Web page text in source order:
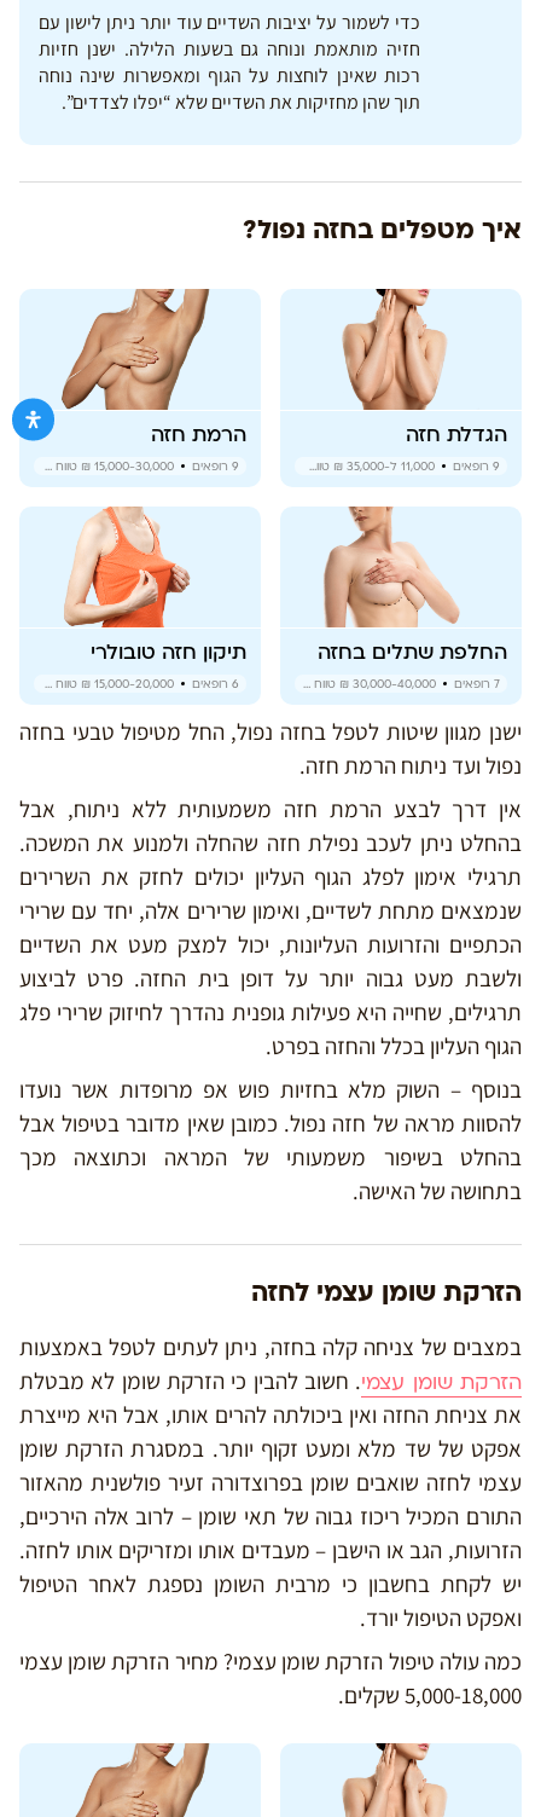
כדי לשמור על יציבות השדיים עוד יותר ניתן לישון עם
חזיה מותאמת ונוחה גם בשעות הלילה. ישנן חזיות
רכות שאינן לוחצות על הגוף ומאפשרות שינה נוחה
תוך שהן מחזיקות את השדיים שלא “יפלו לצדדים”.
איך מטפלים בחזה נפול?
הגדלת חזה
9 רופאים 11,000 ל-35,000 ₪ טווח מחירים
הרמת חזה
9 רופאים 15,000-30,000 ₪ טווח מחירים
החלפת שתלים בחזה
7 רופאים 30,000-40,000 ₪ טווח מחירים
תיקון חזה טובולרי
6 רופאים 15,000-20,000 ₪ טווח מחירים
ישנן מגוון שיטות לטפל בחזה נפול, החל מטיפול טבעי בחזה
נפול ועד ניתוח הרמת חזה.
אין דרך לבצע הרמת חזה משמעותית ללא ניתוח, אבל
בהחלט ניתן לעכב נפילת חזה שהחלה ולמנוע את המשכה.
תרגילי אימון לפלג הגוף העליון יכולים לחזק את השרירים
שנמצאים מתחת לשדיים, ואימון שרירים אלה, יחד עם שרירי
הכתפיים והזרועות העליונות, יכול למצק מעט את השדיים
ולשבת מעט גבוה יותר על דופן בית החזה. פרט לביצוע
תרגילים, שחייה היא פעילות גופנית נהדרך לחיזוק שרירי פלג
הגוף העליון בכלל והחזה בפרט.
בנוסף – השוק מלא בחזיות פוש אפ מרופדות אשר נועדו
להסוות מראה של חזה נפול. כמובן שאין מדובר בטיפול אבל
בהחלט בשיפור משמעותי של המראה וכתוצאה מכך
בתחושה של האישה.
הזרקת שומן עצמי לחזה
במצבים של צניחה קלה בחזה, ניתן לעתים לטפל באמצעות
הזרקת שומן עצמי. חשוב להבין כי הזרקת שומן לא מבטלת
את צניחת החזה ואין ביכולתה להרים אותו, אבל היא מייצרת
אפקט של שד מלא ומעט זקוף יותר. במסגרת הזרקת שומן
עצמי לחזה שואבים שומן בפרוצדורה זעיר פולשנית מהאזור
התורם המכיל ריכוז גבוה של תאי שומן – לרוב אלה הירכיים,
הזרועות, הגב או הישבן – מעבדים אותו ומזריקים אותו לחזה.
יש לקחת בחשבון כי מרבית השומן נספגת לאחר הטיפול
ואפקט הטיפול יורד.
כמה עולה טיפול הזרקת שומן עצמי? מחיר הזרקת שומן עצמי
5,000-18,000 שקלים.